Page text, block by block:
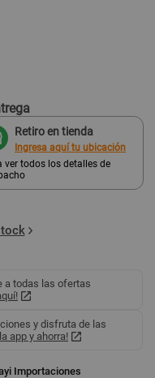
Retiro en tienda
Ingresa aquí tu ubicación
ver todos los detalles de
a todas las ofertas
y disfruta de las
app y ahorra!
Importaciones